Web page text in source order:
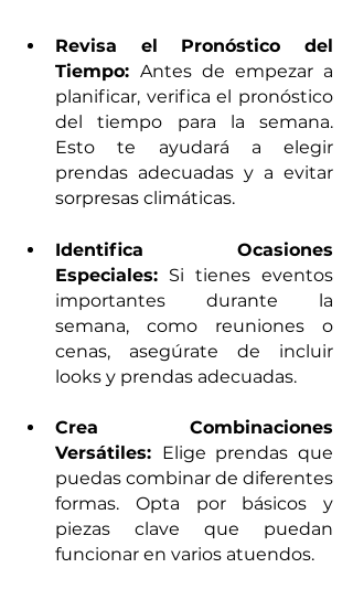
Revisa el Pronóstico del
Tiempo: Antes de empezar a
planificar, verifica el pronóstico
del tiempo para la semana.
Esto te ayudará a elegir
prendas adecuadas y a evitar
sorpresas climáticas.
Identifica Ocasiones
Especiales: Si tienes eventos
importantes durante la
semana, como reuniones o
cenas, asegúrate de incluir
looks y prendas adecuadas.
Crea Combinaciones
Versátiles: Elige prendas que
puedas combinar de diferentes
formas. Opta por básicos y
piezas clave que puedan
funcionar en varios atuendos.